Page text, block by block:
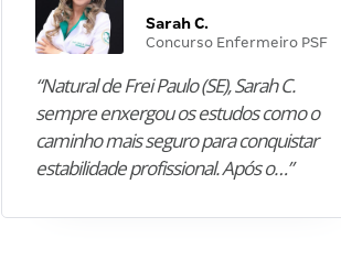
Sarah C.
Concurso Enfermeiro PSF
“Natural de Frei Paulo (SE), Sarah C.
sempre enxergou os estudos como o
caminho mais seguro para conquistar
estabilidade profissional. Após o…”